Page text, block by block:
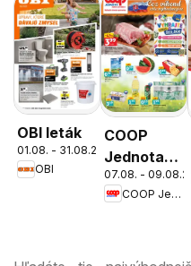
OBI leták
01.08. - 31.08.2026
OBI
COOP
Jednota
cez víkend
ešte
07.08. -
COOP Jednota